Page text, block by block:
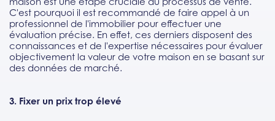
C'est pourquoi il est recommandé de faire appel à un
professionnel de l'immobilier pour effectuer une
évaluation précise. En effet, ces derniers disposent des
connaissances et de l'expertise nécessaires pour évaluer
objectivement la valeur de votre maison en se basant sur
des données de marché.
3. Fixer un prix trop élevé